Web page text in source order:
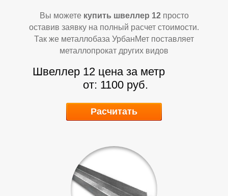
Т
Вы можете купить швеллер 12просто
оставив заявку на полный расчет стоимости.
Так же металлобаза УрбанМет поставляет
металлопрокат других видов
Швеллер 12 цена за метр
от: 1100 руб.
Расчитать
Т